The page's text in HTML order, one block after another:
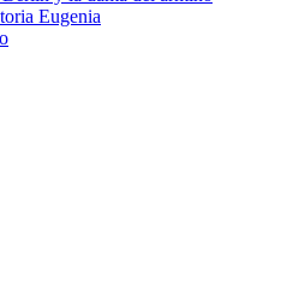
Eugenia